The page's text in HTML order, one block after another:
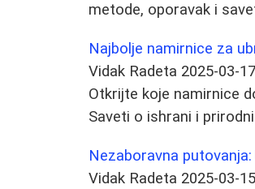
metode, oporavak i
Najbolje namirnice za
Vidak Radeta 2025-03-17
Otkrijte koje namirnice
Saveti o ishrani i
Nezaboravna
Vidak Radeta 2025-03-15